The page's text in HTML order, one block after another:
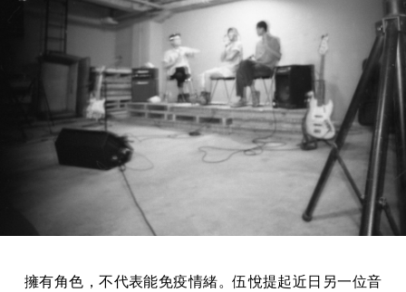
擁有角色，不代表能免疫情緒。伍悅提起近日另一位音